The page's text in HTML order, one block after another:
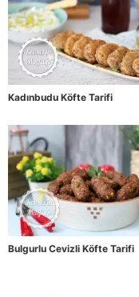
Kadınbudu Köfte Tarifi
Bulgurlu Cevizli Köfte Tarifi